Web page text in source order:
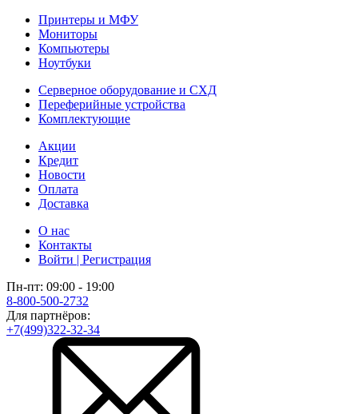
Принтеры и МФУ
Мониторы
Компьютеры
Ноутбуки
Серверное оборудование и СХД
Переферийные устройства
Комплектующие
Акции
Кредит
Новости
Оплата
Доставка
О нас
Контакты
Войти | Регистрация
Пн-пт: 09:00 - 19:00
8-800-500-2732
Для партнёров:
+7(499)322-32-34